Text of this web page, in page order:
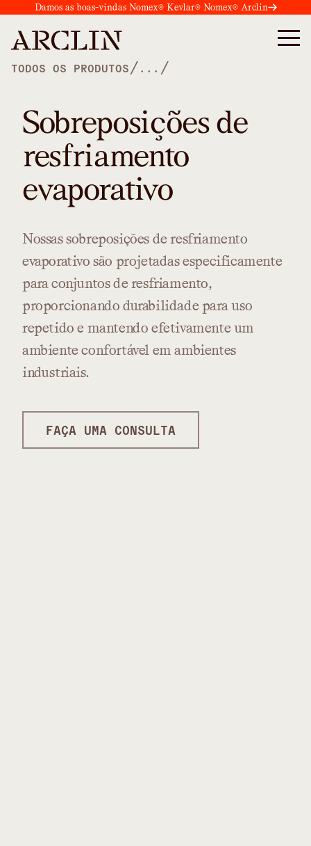
Damos as boas-vindas Nomex® Kevlar® Nomex® Arclin
TODOS OS PRODUTOS / ... /
Sobreposições de
resfriamento
evaporativo
Nossassobreposições de resfriamento
evaporativo são projetadasespecificamente
paraconjuntosde resfriamento,
proporcionando durabilidade parauso
repetido e mantendo efetivamente um
ambiente confortável em ambientes
industriais.
FAÇA UMA CONSULTA